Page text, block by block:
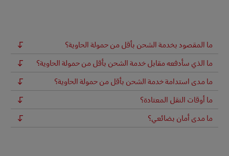
ما المقصود بخدمة الشحن بأقل من حمولة الحاوية؟
ما الذي سأدفعه مقابل خدمة الشحن بأقل من حمولة الحاوية؟
ما مدى استدامة خدمة الشحن بأقل من حمولة الحاوية؟
ما أوقات النقل المعتادة؟
ما مدى أمان بضائعي؟